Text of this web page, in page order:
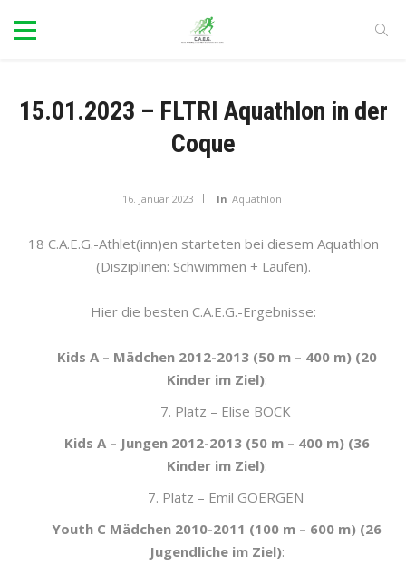
15.01.2023 – FLTRI Aquathlon in der
Coque
16. Januar 2023 In Aquathlon
18 C.A.E.G.-Athlet(inn)en starteten bei diesem Aquathlon
(Disziplinen: Schwimmen + Laufen).
Hier die besten C.A.E.G.-Ergebnisse:
Kids A – Mädchen 2012-2013 (50 m – 400 m) (20
Kinder im Ziel):
7. Platz – Elise BOCK
Kids A – Jungen 2012-2013 (50 m – 400 m) (36
Kinder im Ziel):
7. Platz – Emil GOERGEN
Youth C Mädchen 2010-2011 (100 m – 600 m) (26
Jugendliche im Ziel):